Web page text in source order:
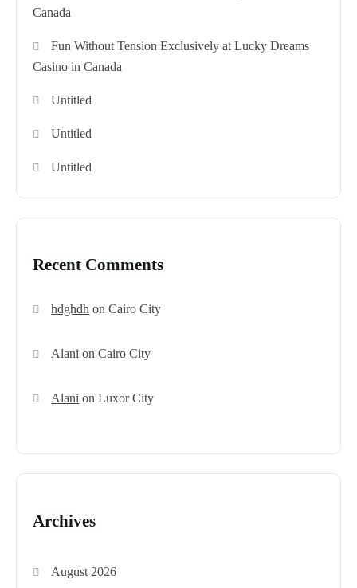
Canada
Fun Without Tension Exclusively at Lucky Dreams
Casino in Canada
Untitled
Untitled
Untitled
Recent Comments
hdghdh onCairo City
Alani onCairo City
Alani onLuxor City
Archives
August 2026